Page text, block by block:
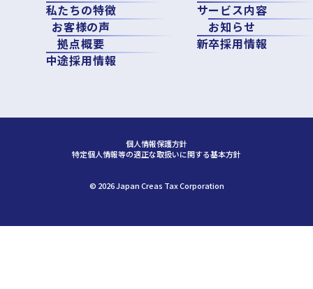
私たちの特徴
サービス内容
お客様の声
お知らせ
拠点概要
新卒採用情報
中途採用情報
個人情報保護方針
特定個人情報等の適正な取扱いに関する基本方針
©︎ 2026 Japan Creas Tax Corporation